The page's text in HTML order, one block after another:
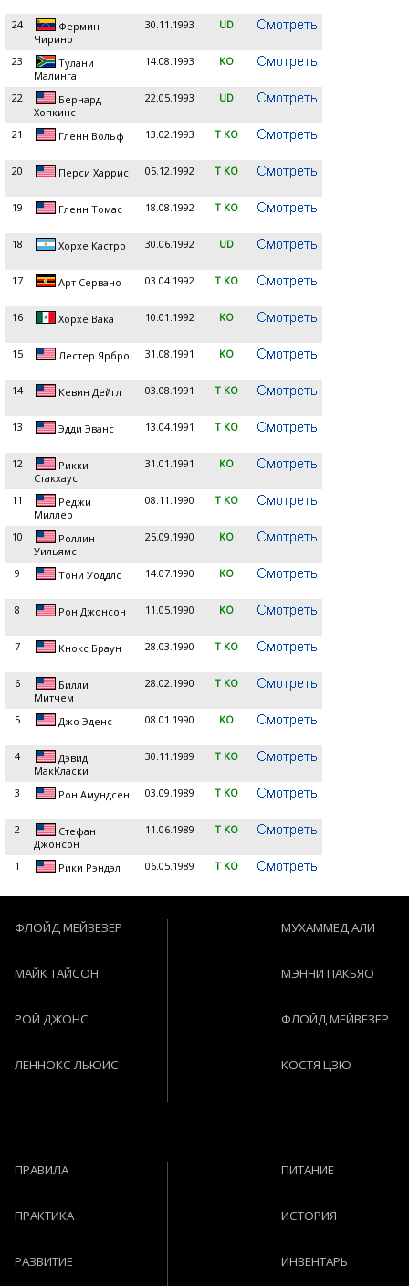
24
Фермин
Чирино
30.11.1993 UD
23
Тулани
Малинга
14.08.1993 KO
22
Бернард
Хопкинс
22.05.1993 UD
21 Гленн Вольф 13.02.1993 T KO
20 Перси Харрис 05.12.1992 T KO
19 Гленн Томас 18.08.1992 T KO
18 Хорхе Кастро 30.06.1992 UD
17 Арт Сервано 03.04.1992 T KO
16 Хорхе Вака 10.01.1992 KO
15 Лестер Ярбро 31.08.1991 KO
14 Кевин Дейгл 03.08.1991 T KO
13 Эдди Эванс 13.04.1991 T KO
12
Рикки
Стакхаус
31.01.1991 KO
11
Реджи
Миллер
08.11.1990 T KO
10
Роллин
Уильямс
25.09.1990 KO
9 Тони Уоддлс 14.07.1990 KO
8 Рон Джонсон 11.05.1990 KO
7 Кнокс Браун 28.03.1990 T KO
6
Билли
Митчем
28.02.1990 T KO
5 Джо Эденс 08.01.1990 KO
4
Дэвид
МакКласки
30.11.1989 T KO
3 Рон Амундсен 03.09.1989 T KO
2
Стефан
Джонсон
11.06.1989 T KO
1 Рики Рэндэл 06.05.1989 T KO
ФЛОЙД МЕЙВЕЗЕР
МАЙК ТАЙСОН
РОЙ ДЖОНС
ЛЕННОКС ЛЬЮИС
МУХАММЕД АЛИ
МЭННИ ПАКЬЯО
ФЛОЙД МЕЙВЕЗЕР
КОСТЯ ЦЗЮ
ПРАВИЛА
ПРАКТИКА
РАЗВИТИЕ
ПИТАНИЕ
ИСТОРИЯ
ИНВЕНТАРЬ